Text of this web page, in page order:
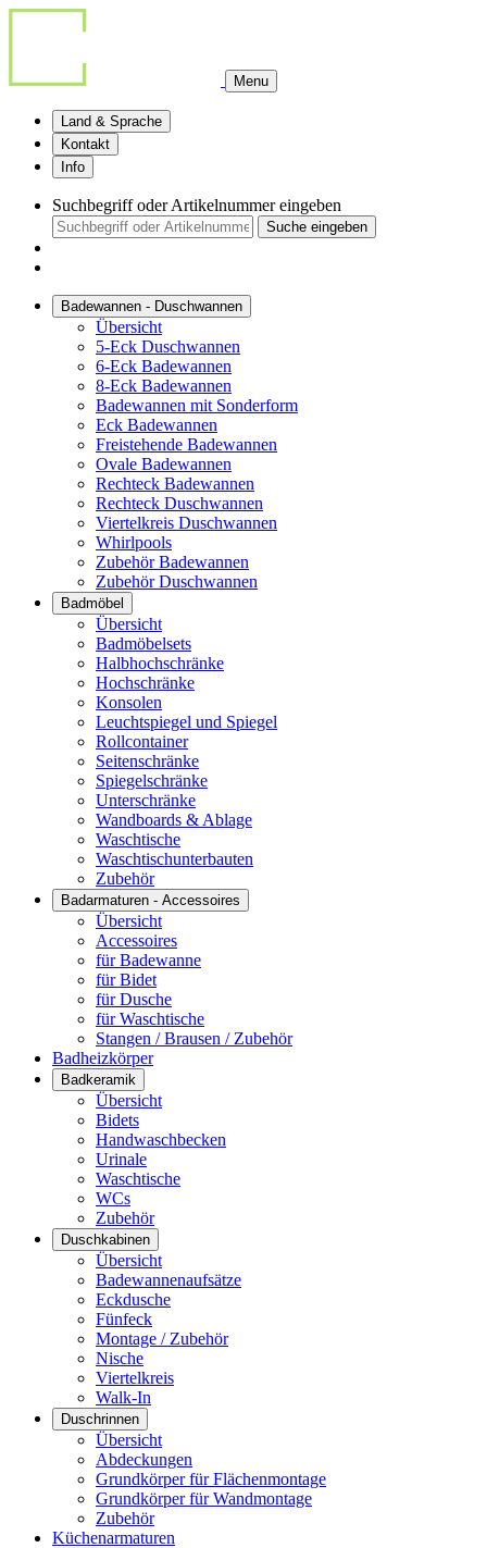
Menu
Land & Sprache
Kontakt
Info
Suchbegriff oder Artikelnummer eingeben
Suche eingeben
Badewannen - Duschwannen
Übersicht
5-Eck Duschwannen
6-Eck Badewannen
8-Eck Badewannen
Badewannen mit Sonderform
Eck Badewannen
Freistehende Badewannen
Ovale Badewannen
Rechteck Badewannen
Rechteck Duschwannen
Viertelkreis Duschwannen
Whirlpools
Zubehör Badewannen
Zubehör Duschwannen
Badmöbel
Übersicht
Badmöbelsets
Halbhochschränke
Hochschränke
Konsolen
Leuchtspiegel und Spiegel
Rollcontainer
Seitenschränke
Spiegelschränke
Unterschränke
Wandboards & Ablage
Waschtische
Waschtischunterbauten
Zubehör
Badarmaturen - Accessoires
Übersicht
Accessoires
für Badewanne
für Bidet
für Dusche
für Waschtische
Stangen / Brausen / Zubehör
Badheizkörper
Badkeramik
Übersicht
Bidets
Handwaschbecken
Urinale
Waschtische
WCs
Zubehör
Duschkabinen
Übersicht
Badewannenaufsätze
Eckdusche
Fünfeck
Montage / Zubehör
Nische
Viertelkreis
Walk-In
Duschrinnen
Übersicht
Abdeckungen
Grundkörper für Flächenmontage
Grundkörper für Wandmontage
Zubehör
Küchenarmaturen